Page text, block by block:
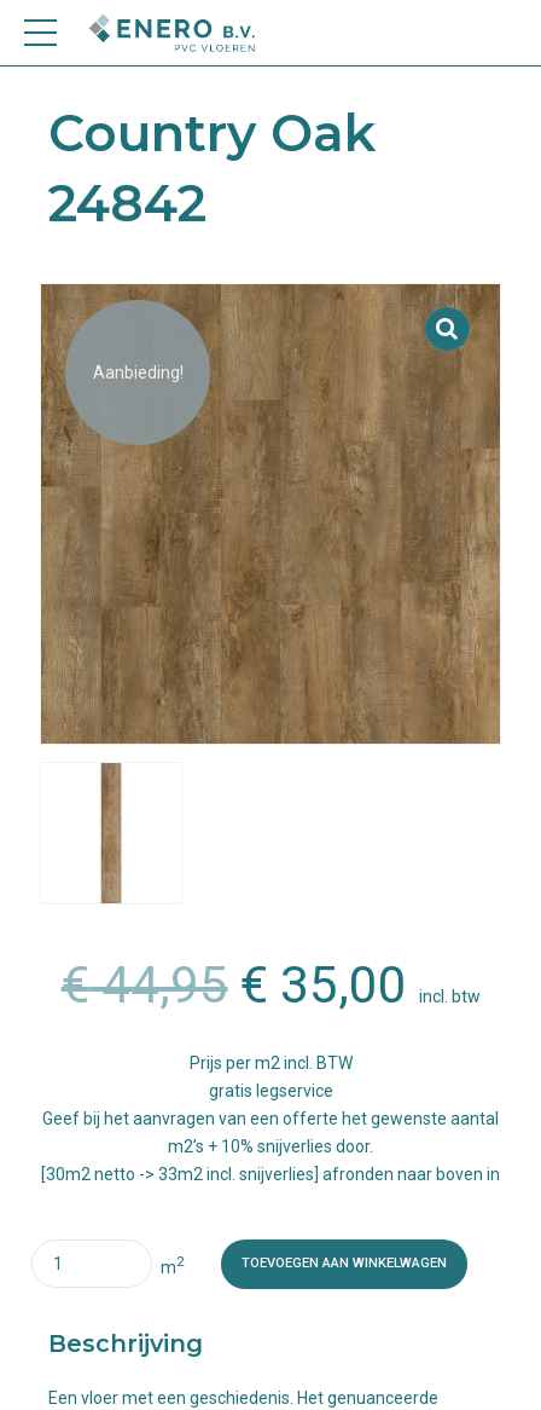
Country Oak
24842
Aanbieding!
€44,95
was:
€ 44,95.
€ 35,00
€
incl. btw
Prijs per m2 incl. BTW
gratis legservice
Geef bij het aanvragen van een offerte het gewenste aantal
m2’s + 10% snijverlies door.
[30m2 netto -> 33m2 incl. snijverlies] afronden naar boven in
m2 TOEVOEGEN AAN WINKELWAGEN
Beschrijving
Een vloer met een geschiedenis. Het genuanceerde